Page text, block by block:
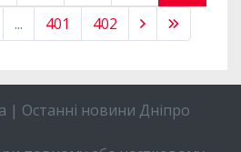
... 401 402
| Останні новини Дніпро